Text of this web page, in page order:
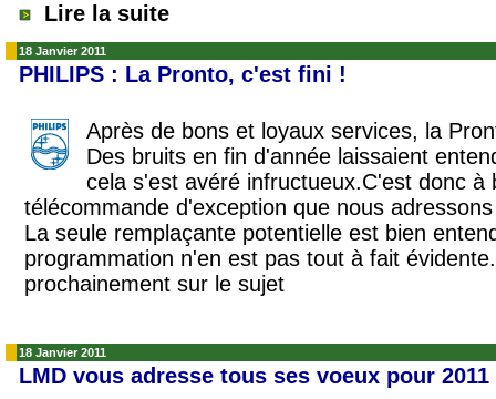
Lire la suite
18 Janvier 2011
PHILIPS : La Pronto, c'est fini !
Après de bons et loyaux services, la
Des bruits en fin d'année laissaient
cela s'est avéré infructueux.C'est donc à
télécommande d'exception que nous
La seule remplaçante potentielle est bien
programmation n'en est pas tout à fait
prochainement sur le sujet
18 Janvier 2011
LMD vous adresse tous ses voeux pour 2011